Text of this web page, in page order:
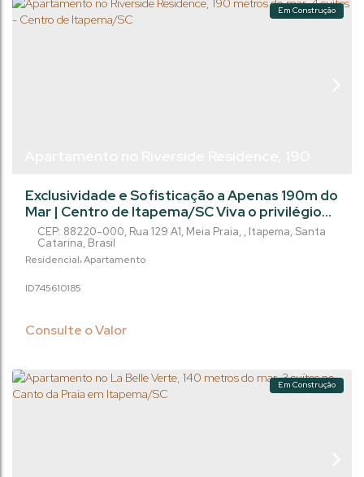
Em Construção
Itapema/SC
Residencial Apartamento
Consulte o Valor
185
745610
CEP: 88220-000, Rua 129 A1, Meia Praia , Itapema, Santa
Catarina, Brasil
Exclusividade e Sofisticação a Apenas 190m do
Mar | Centro de Itapema/SC Viva o privilégio
de morar em um empreendimento de alto
padrão no coração do Centro de Itapema,
projetado para oferecer o máximo em
Apartamento: 4 Suítes amplas, garantindo
Vagas de garagem Planta inteligente e
Em Construção